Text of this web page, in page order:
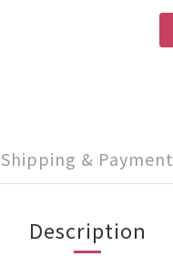
Shipping & Payment
Description